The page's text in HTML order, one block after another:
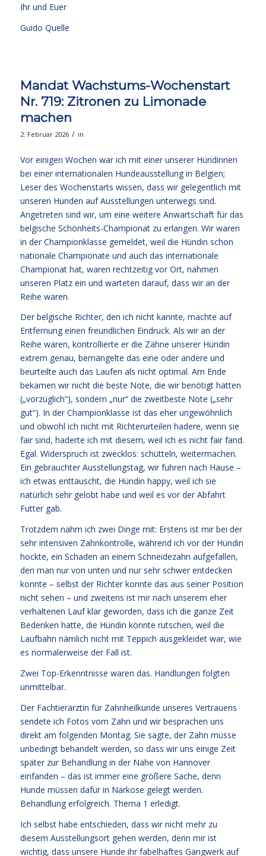
Ihr und Euer
Guido Quelle
Mandat Wachstums-Wochenstart
Nr. 719: Zitronen zu Limonade
machen
2. Februar 2026 / in
Vor einigen Wochen war ich mit einer unserer Hündinnen
bei einer internationalen Hundeausstellung in Belgien;
Leser des Wochenstarts wissen, dass wir gelegentlich mit
unseren Hunden auf Ausstellungen unterwegs sind.
Angetreten sind wir, um eine weitere Anwartschaft für das
belgische Schönheits-Championat zu erlangen. Wir waren
in der Championklasse gemeldet, weil die Hündin schon
nationale Championate und auch das internationale
Championat hat, waren rechtzeitig vor Ort, nahmen
unseren Platz ein und warteten darauf, dass wir an der
Reihe waren.
Der belgische Richter, den ich nicht kannte, machte auf
Entfernung einen freundlichen Eindruck. Als wir an der
Reihe waren, kontrollierte er die Zähne unserer Hündin
extrem genau, bemängelte das eine oder andere und
beurteilte auch das Laufen als nicht optimal. Am Ende
bekamen wir nicht die beste Note, die wir benötigt hätten
(„vorzüglich“), sondern „nur“ die zweitbeste Note („sehr
gut“). In der Championklasse ist das eher ungewöhnlich
und obwohl ich nicht mit Richterurteilen hadere, wenn sie
fair sind, haderte ich mit diesem, weil ich es nicht fair fand.
Egal. Widerspruch ist zwecklos: schütteln, weitermachen.
Ein gebrauchter Ausstellungstag, wir fuhren nach Hause –
ich etwas enttäuscht, die Hündin happy, weil ich sie
natürlich sehr gelobt habe und weil es vor der Abfahrt
Futter gab.
Trotzdem nahm ich zwei Dinge mit: Erstens ist mir bei der
sehr intensiven Zahnkontrolle, während ich vor der Hündin
hockte, ein Schaden an einem Schneidezahn aufgefallen,
den man nur von unten und nur sehr schwer entdecken
konnte – selbst der Richter konnte das aus seiner Position
nicht sehen – und zweitens ist mir nach unserem eher
verhaltenen Lauf klar geworden, dass ich die ganze Zeit
Bedenken hatte, die Hündin könnte rutschen, weil die
Laufbahn nämlich nicht mit Teppich ausgekleidet war, wie
es normalerweise der Fall ist.
Zwei Top-Erkenntnisse waren das. Handlungen folgten
unmittelbar.
Der Fachtierärztin für Zahnheilkunde unseres Vertrauens
sendete ich Fotos vom Zahn und wir besprachen uns
direkt am folgenden Montag. Sie sagte, der Zahn müsse
unbedingt behandelt werden, so dass wir uns einige Zeit
später zur Behandlung in der Nähe von Hannover
einfanden – das ist immer eine größere Sache, denn
Hunde müssen dafür in Narkose gelegt werden.
Behandlung erfolgreich. Thema 1 erledigt.
Ich selbst habe entschieden, dass wir nicht mehr zu
diesem Ausstellungsort gehen werden, denn mir ist
wichtig, dass unsere Hunde ihr fabelhaftes Gangwerk auf